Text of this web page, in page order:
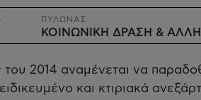
ΠΥΛΩΝΑΣ
ΚΟΙΝΩΝΙΚΗ ΔΡΑΣΗ &
του 2014 αναμένεται να
και κτιριακά